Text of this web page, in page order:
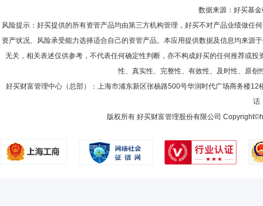
数据来源：好买基
风险提示：好买提供的所有资管产品均由第三方机构管理，好买不对产品业绩做
资产状况、风险承受能力选择适合自己的资管产品。本应用提供数据及信息均来
无关，相关表述仅供参考，不代表任何确定性判断，亦不构成好买的任何推荐或
性、真实性、完整性、有效性、及时性、原
好买财富管理中心（总部）：上海市浦东新区张杨路500号华润时代广场商务楼12
话
版权所有 好买财富管理股份有限公司